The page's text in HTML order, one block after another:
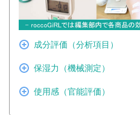
成分評価（分析項目）
保湿力（機械測定）
使用感（官能評価）